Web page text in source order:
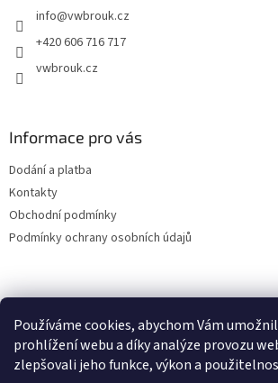
Používáme cookies, abychom Vám
prohlížení webu a díky analýze provozu
zlepšovali jeho funkce, výkon a
info@vwbrouk.cz
+420 606 716 717
vwbrouk.cz
Informace pro vás
Dodání a platba
Kontakty
Obchodní podmínky
Podmínky ochrany osobních údajů